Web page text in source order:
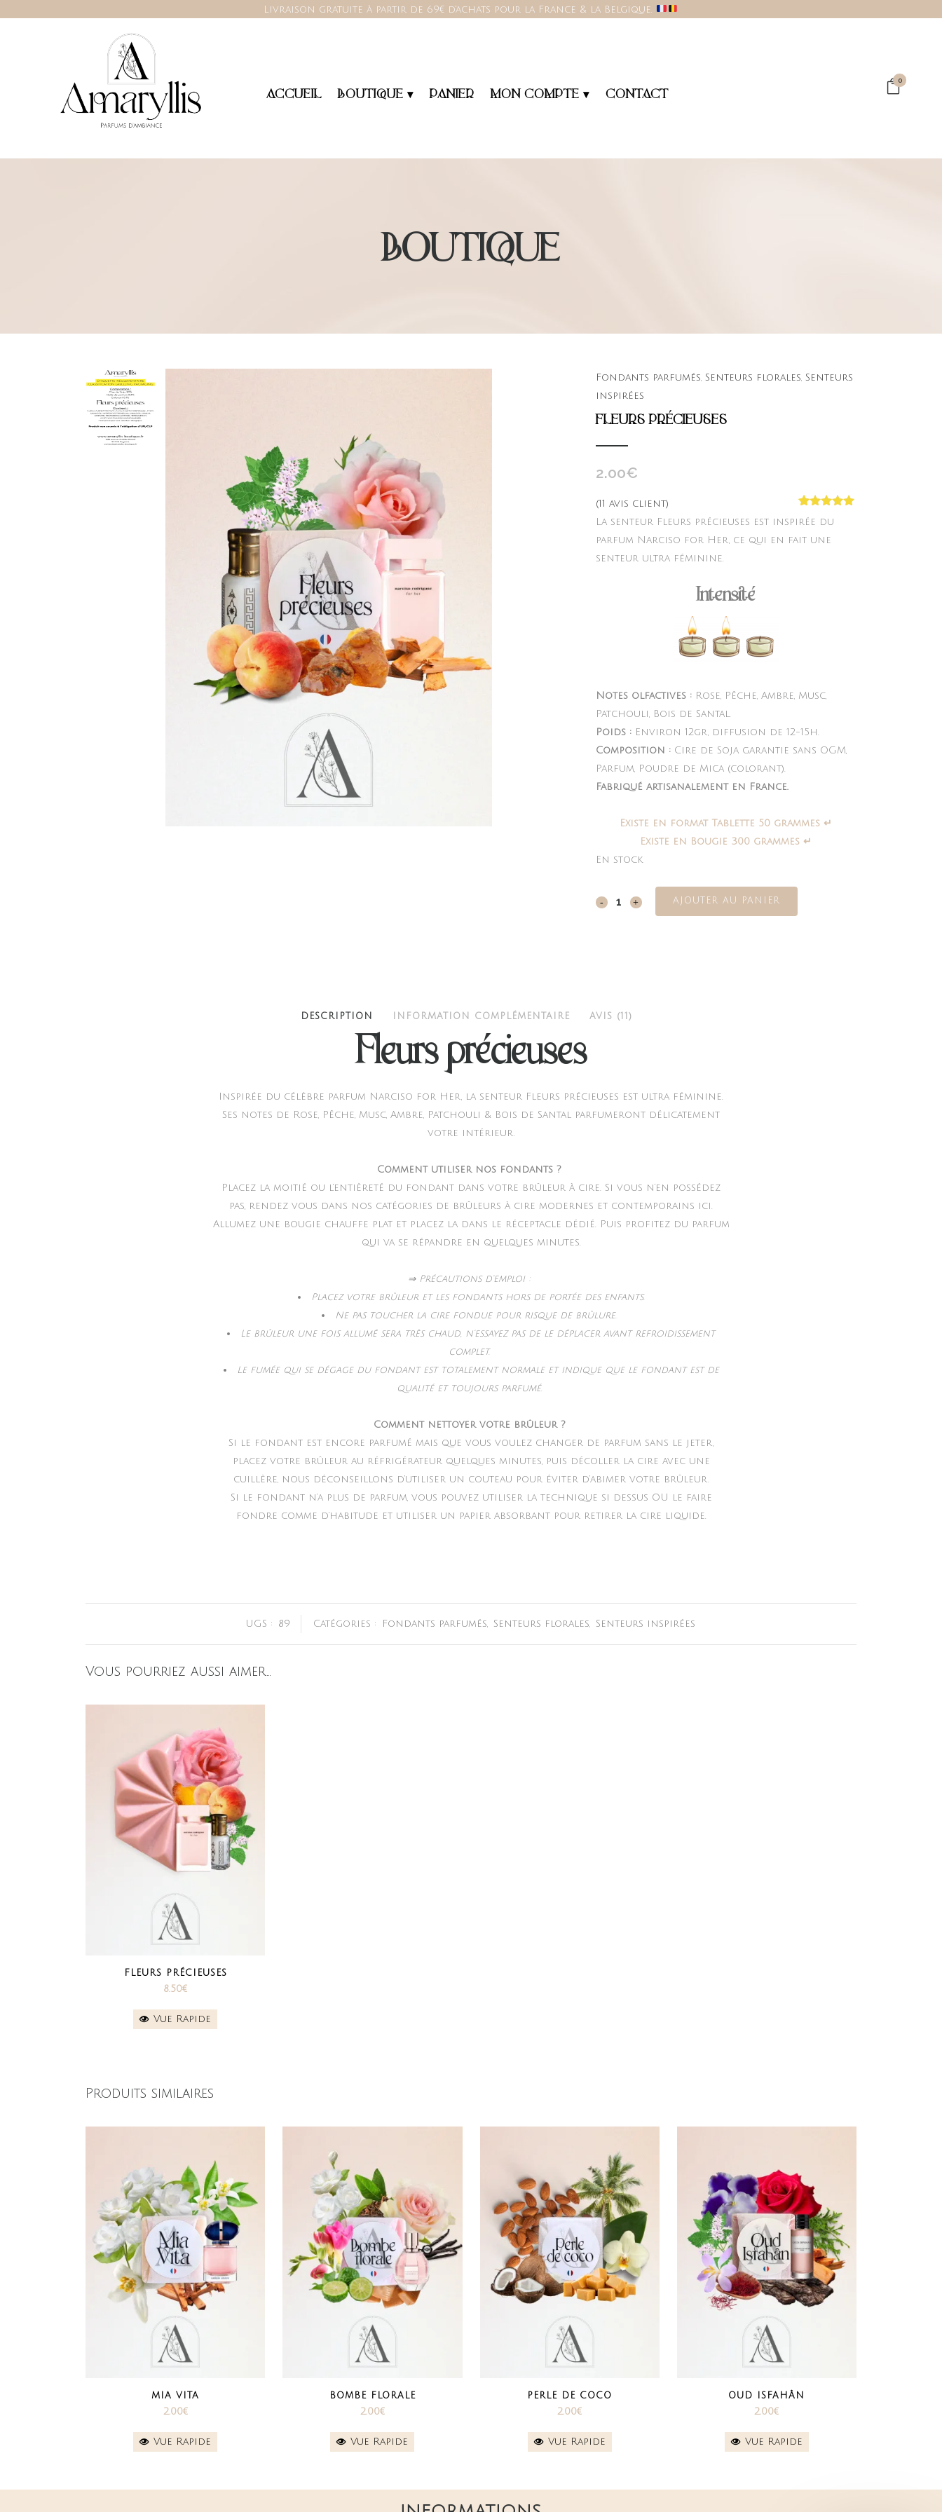
Livraison gratuite à partir de 69€ d'achats pour la France & la Belgique.
0
ACCUEIL BOUTIQUE ▾ PANIER MON COMPTE ▾ CONTACT
BOUTIQUE
Fondants parfumés, Senteurs florales, Senteurs
inspirées
FLEURS PRÉCIEUSES
2.00€
Noté4.91
sur 5
basé sur
11
(11 avis client)
La senteur Fleurs précieuses est inspirée du
parfum Narciso for Her, ce qui en fait une
senteur ultra féminine.
Intensité
Notes olfactives : Rose, Pêche, Ambre, Musc,
Patchouli, Bois de Santal.
Poids :Environ 12gr, diffusion de 12-15h.
Composition :Cire de Soja garantie sans OGM,
Parfum, Poudre de Mica (colorant).
Fabriqué artisanalement en France.
Existe en format Tablette 50 grammes ↵
Existe en Bougie 300 grammes ↵
En stock
Fleurs AJOUTER AU PANIER
DESCRIPTION INFORMATION COMPLÉMENTAIRE AVIS (11)
Fleurs précieuses
Inspirée du célèbre parfum Narciso for Her, la senteur Fleurs précieuses est ultra féminine.
Ses notes de Rose, Pêche, Musc, Ambre, Patchouli & Bois de Santal parfumeront délicatement
votre intérieur.
Comment utiliser nos fondants ?
Placez la moitié ou l’entièreté du fondant dans votre brûleur à cire. Si vous n’en possédez
pas, rendez vous dans nos catégories de brûleurs à cire modernes et contemporains ici.
Allumez une bougie chauffe plat et placez la dans le réceptacle dédié. Puis profitez du parfum
qui va se répandre en quelques minutes.
⇒ Précautions d’emploi :
Placez votre brûleur et les fondants hors de portée des enfants.
Ne pas toucher la cire fondue pour risque de brûlure.
Le brûleur une fois allumé sera très chaud, n’essayez pas de le déplacer avant refroidissement
complet.
Le fumée qui se dégage du fondant est totalement normale et indique que le fondant est de
qualité et toujours parfumé.
Comment nettoyer votre brûleur ?
Si le fondant est encore parfumé mais que vous voulez changer de parfum sans le jeter,
placez votre brûleur au réfrigérateur quelques minutes, puis décoller la cire avec une
cuillère, nous déconseillons d’utiliser un couteau pour éviter d’abimer votre brûleur.
Si le fondant n’a plus de parfum, vous pouvez utiliser la technique si dessus OU le faire
fondre comme d’habitude et utiliser un papier absorbant pour retirer la cire liquide.
UGS : 89 Catégories : Fondants parfumés Senteurs florales Senteurs inspirées
Vous pourriez aussi aimer…
FLEURS PRÉCIEUSES
8.50€
Vue Rapide
Produits similaires
MIA VITA
2.00€
Vue Rapide
BOMBE FLORALE
2.00€
Vue Rapide
PERLE DE COCO
2.00€
Vue Rapide
OUD ISFAHÂN
2.00€
Vue Rapide